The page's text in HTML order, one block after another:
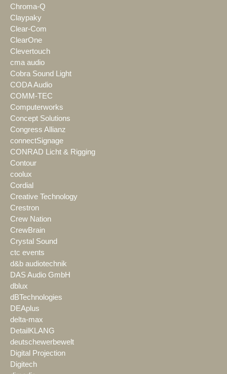
Chroma-Q
Claypaky
Clear-Com
ClearOne
Clevertouch
cma audio
Cobra Sound Light
CODA Audio
COMM-TEC
Computerworks
Concept Solutions
Congress Allianz
connectSignage
CONRAD Licht & Rigging
Contour
coolux
Cordial
Creative Technology
Crestron
Crew Nation
CrewBrain
Crystal Sound
ctc events
d&b audiotechnik
DAS Audio GmbH
dblux
dBTechnologies
DEAplus
delta-max
DetailKLANG
deutschewerbewelt
Digital Projection
Digitech